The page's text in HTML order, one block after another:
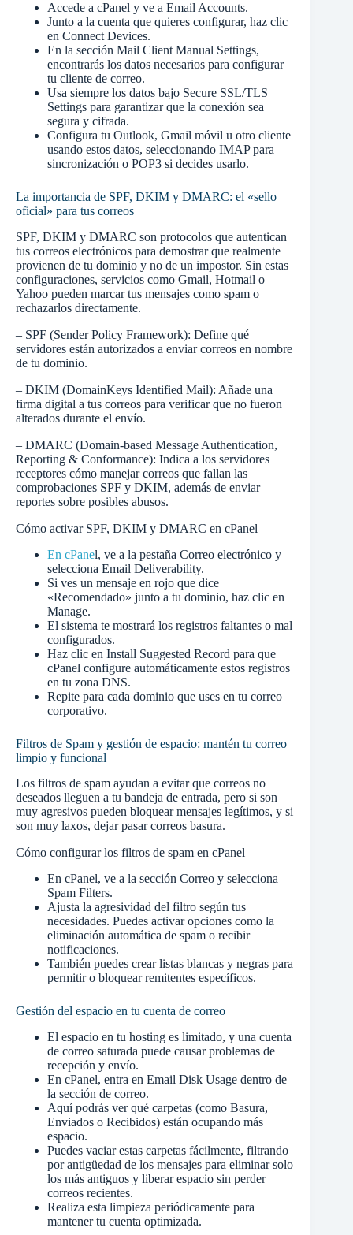
Accede a cPanel y ve a Email Accounts.
Junto a la cuenta que quieres configurar, haz clic
en Connect Devices.
En la sección Mail Client Manual Settings,
encontrarás los datos necesarios para configurar
tu cliente de correo.
Usa siempre los datos bajo Secure SSL/TLS
Settings para garantizar que la conexión sea
segura y cifrada.
Configura tu Outlook, Gmail móvil u otro cliente
usando estos datos, seleccionando IMAP para
sincronización o POP3 si decides usarlo.
La importancia de SPF, DKIM y DMARC: el «sello
oficial» para tus correos
SPF, DKIM y DMARC son protocolos que autentican
tus correos electrónicos para demostrar que realmente
provienen de tu dominio y no de un impostor. Sin estas
configuraciones, servicios como Gmail, Hotmail o
Yahoo pueden marcar tus mensajes como spam o
rechazarlos directamente.
– SPF (Sender Policy Framework): Define qué
servidores están autorizados a enviar correos en nombre
de tu dominio.
– DKIM (DomainKeys Identified Mail): Añade una
firma digital a tus correos para verificar que no fueron
alterados durante el envío.
– DMARC (Domain-based Message Authentication,
Reporting & Conformance): Indica a los servidores
receptores cómo manejar correos que fallan las
comprobaciones SPF y DKIM, además de enviar
reportes sobre posibles abusos.
Cómo activar SPF, DKIM y DMARC en cPanel
En cPanel, ve a la pestaña Correo electrónico y
selecciona Email Deliverability.
Si ves un mensaje en rojo que dice
«Recomendado» junto a tu dominio, haz clic en
Manage.
El sistema te mostrará los registros faltantes o mal
configurados.
Haz clic en Install Suggested Record para que
cPanel configure automáticamente estos registros
en tu zona DNS.
Repite para cada dominio que uses en tu correo
corporativo.
Filtros de Spam y gestión de espacio: mantén tu correo
limpio y funcional
Los filtros de spam ayudan a evitar que correos no
deseados lleguen a tu bandeja de entrada, pero si son
muy agresivos pueden bloquear mensajes legítimos, y si
son muy laxos, dejar pasar correos basura.
Cómo configurar los filtros de spam en cPanel
En cPanel, ve a la sección Correo y selecciona
Spam Filters.
Ajusta la agresividad del filtro según tus
necesidades. Puedes activar opciones como la
eliminación automática de spam o recibir
notificaciones.
También puedes crear listas blancas y negras para
permitir o bloquear remitentes específicos.
Gestión del espacio en tu cuenta de correo
El espacio en tu hosting es limitado, y una cuenta
de correo saturada puede causar problemas de
recepción y envío.
En cPanel, entra en Email Disk Usage dentro de
la sección de correo.
Aquí podrás ver qué carpetas (como Basura,
Enviados o Recibidos) están ocupando más
espacio.
Puedes vaciar estas carpetas fácilmente, filtrando
por antigüedad de los mensajes para eliminar solo
los más antiguos y liberar espacio sin perder
correos recientes.
Realiza esta limpieza periódicamente para
mantener tu cuenta optimizada.